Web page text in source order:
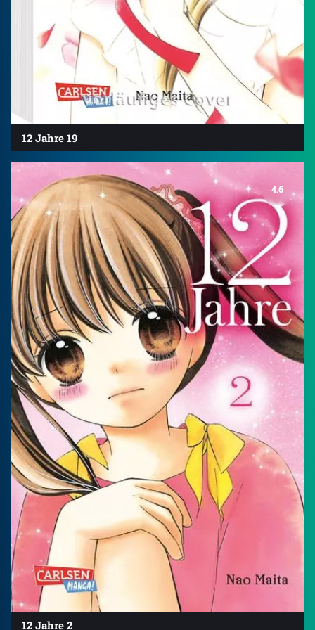
12 Jahre 19
4.6
12 Jahre 2